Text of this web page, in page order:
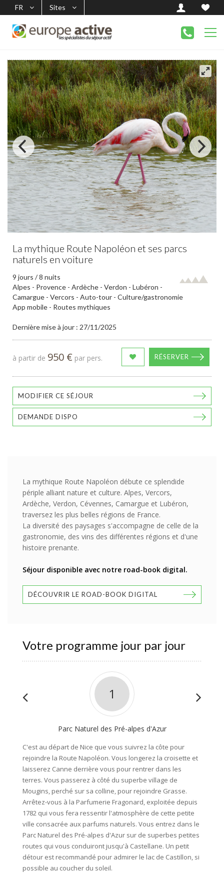
FR Sites
La mythique Route Napoléon et ses parcs
naturels en voiture
9 jours / 8 nuits
Alpes - Provence - Ardèche - Verdon - Lubéron -
Camargue - Vercors - Auto-tour - Culture/gastronomie
App mobile - Routes mythiques
Dernière mise à jour : 27/11/2025
à partir de 950 € par pers. RÉSERVER
MODIFIER CE SÉJOUR
DEMANDE DISPO
La mythique Route Napoléon débute ce splendide
périple alliant nature et culture. Alpes, Vercors,
Ardèche, Verdon, Cévennes, Camargue et Lubéron,
traversez les plus belles régions de France.
La diversité des paysages s'accompagne de celle de la
gastronomie, des vins des différentes régions et d'une
histoire prenante.
Séjour disponible avec notre road-book digital.
DÉCOUVRIR LE ROAD-BOOK DIGITAL
Votre programme jour par jour
1
Parc Naturel des Pré-alpes d'Azur
C'est au départ de Nice que vous suivrez la côte pour
rejoindre la Route Napoléon. Vous longerez la croisette et
laisserez Canne derrière vous pour rentrer dans les
terres. Vous passerez à côté du superbe village de
Mougins, perché sur sa colline, pour rejoindre Grasse.
Arrêtez-vous à la Parfumerie Fragonard, exploitée depuis
1782 qui vous fera ressentir l'atmosphère de cette petite
ville consacrée aux parfums naturels. Vous entrez dans le
Parc Naturel des Pré-alpes d'Azur sur de superbes petites
routes qui vous conduiront jusqu'à Castellane. Un petit
détour est recommandé pour admirer le lac de Castillon, si
possible au coucher du soleil.